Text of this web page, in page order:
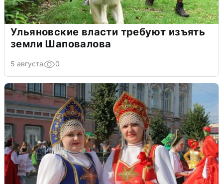
Ульяновские власти требуют изъять
земли Шаповалова
5 августа 0